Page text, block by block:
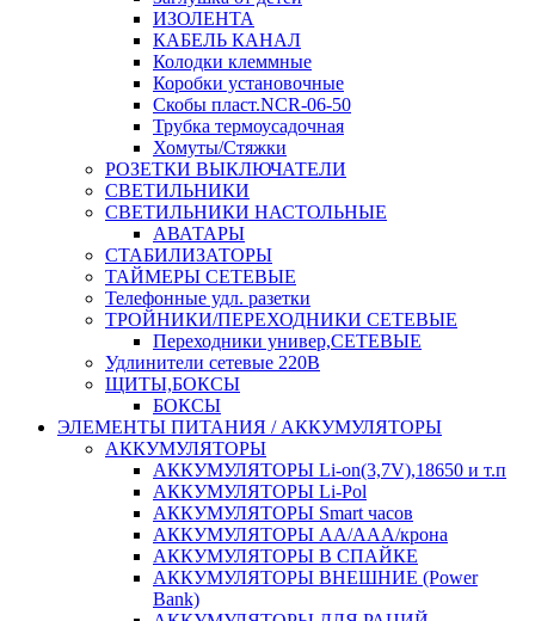
ИЗОЛЕНТА
КАБЕЛЬ КАНАЛ
Колодки клеммные
Коробки установочные
Скобы пласт.NCR-06-50
Трубка термоусадочная
Хомуты/Стяжки
РОЗЕТКИ ВЫКЛЮЧАТЕЛИ
СВЕТИЛЬНИКИ
СВЕТИЛЬНИКИ НАСТОЛЬНЫЕ
АВАТАРЫ
СТАБИЛИЗАТОРЫ
ТАЙМЕРЫ СЕТЕВЫЕ
Телефонные удл. разетки
ТРОЙНИКИ/ПЕРЕХОДНИКИ СЕТЕВЫЕ
Переходники универ,СЕТЕВЫЕ
Удлинители сетевые 220В
ЩИТЫ,БОКСЫ
БОКСЫ
ЭЛЕМЕНТЫ ПИТАНИЯ / АККУМУЛЯТОРЫ
АККУМУЛЯТОРЫ
АККУМУЛЯТОРЫ Li-on(3,7V),18650 и т.п
АККУМУЛЯТОРЫ Li-Pol
АККУМУЛЯТОРЫ Smart часов
АККУМУЛЯТОРЫ АА/ААА/крона
АККУМУЛЯТОРЫ В СПАЙКЕ
АККУМУЛЯТОРЫ ВНЕШНИЕ (Power
Bank)